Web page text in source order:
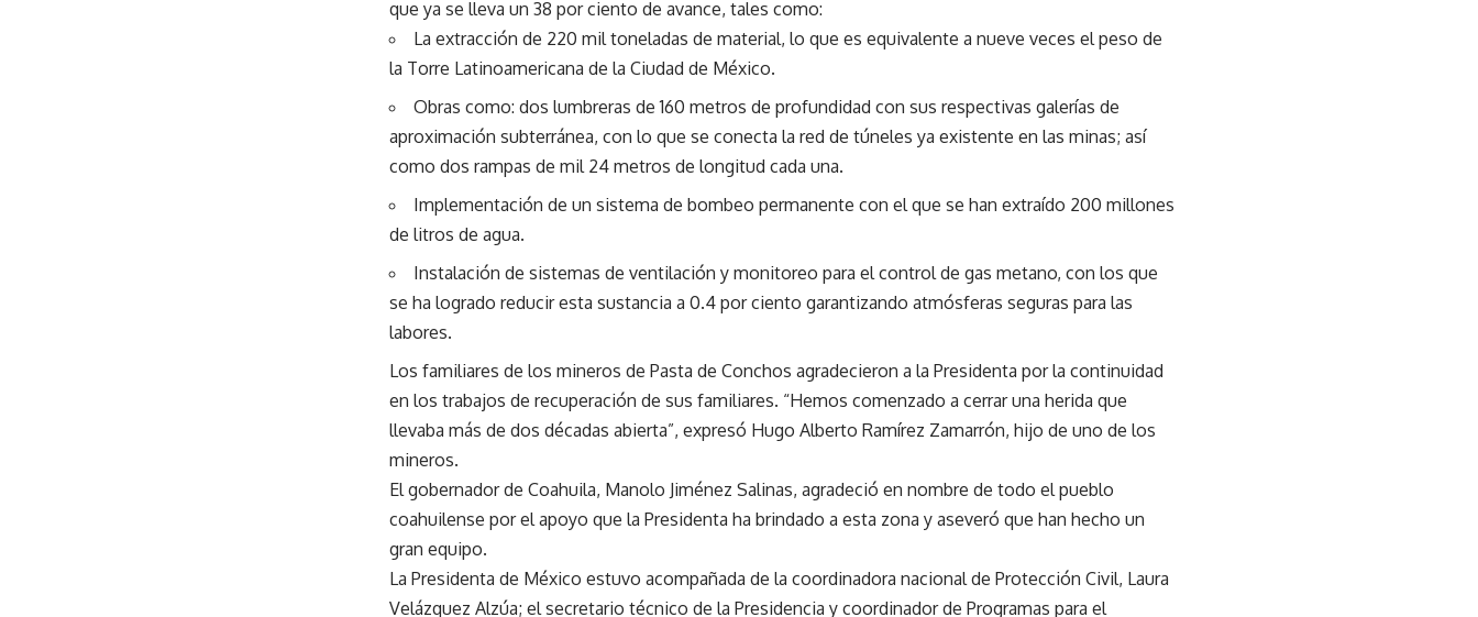
que ya se lleva un 38 por ciento de avance, tales como:
La extracción de 220 mil toneladas de material, lo que es equivalente a nueve veces el peso de
la Torre Latinoamericana de la Ciudad de México.
Obras como: dos lumbreras de 160 metros de profundidad con sus respectivas galerías de
aproximación subterránea, con lo que se conecta la red de túneles ya existente en las minas; así
como dos rampas de mil 24 metros de longitud cada una.
Implementación de un sistema de bombeo permanente con el que se han extraído 200 millones
de litros de agua.
Instalación de sistemas de ventilación y monitoreo para el control de gas metano, con los que
se ha logrado reducir esta sustancia a 0.4 por ciento garantizando atmósferas seguras para las
labores.
Los familiares de los mineros de Pasta de Conchos agradecieron a la Presidenta por la continuidad
en los trabajos de recuperación de sus familiares. “Hemos comenzado a cerrar una herida que
llevaba más de dos décadas abierta”, expresó Hugo Alberto Ramírez Zamarrón, hijo de uno de los
mineros.
El gobernador de Coahuila, Manolo Jiménez Salinas, agradeció en nombre de todo el pueblo
coahuilense por el apoyo que la Presidenta ha brindado a esta zona y aseveró que han hecho un
gran equipo.
La Presidenta de México estuvo acompañada de la coordinadora nacional de Protección Civil, Laura
Velázquez Alzúa; el secretario técnico de la Presidencia y coordinador de Programas para el